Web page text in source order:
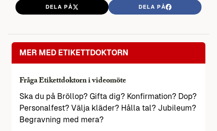
DELA PÅ DELA PÅ
MER MED ETIKETTDOKTORN
Fråga Etikettdoktorn i videomöte
Ska du på Bröllop? Gifta dig? Konfirmation? Dop?
Personalfest? Välja kläder? Hålla tal? Jubileum?
Begravning med mera?